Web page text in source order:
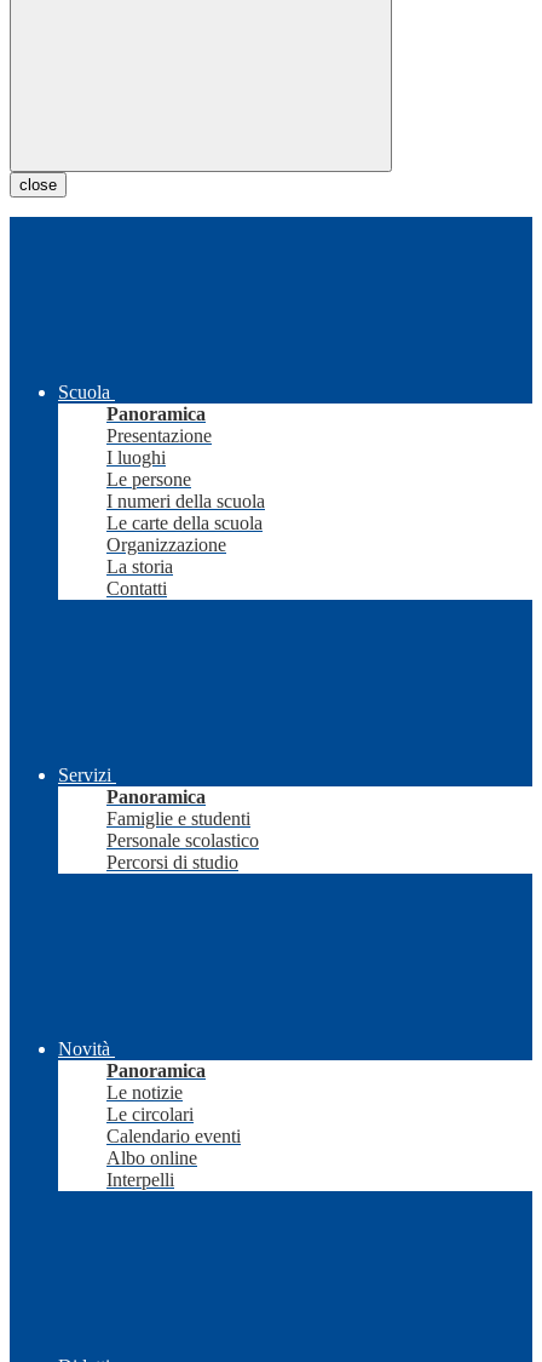
close
Scuola
Panoramica
Presentazione
I luoghi
Le persone
I numeri della scuola
Le carte della scuola
Organizzazione
La storia
Contatti
Servizi
Panoramica
Famiglie e studenti
Personale scolastico
Percorsi di studio
Novità
Panoramica
Le notizie
Le circolari
Calendario eventi
Albo online
Interpelli